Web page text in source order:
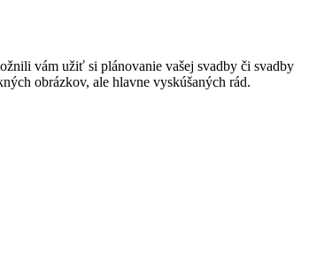
vám užiť si plánovanie vašej svadby či svadby
obrázkov, ale hlavne vyskúšaných rád.